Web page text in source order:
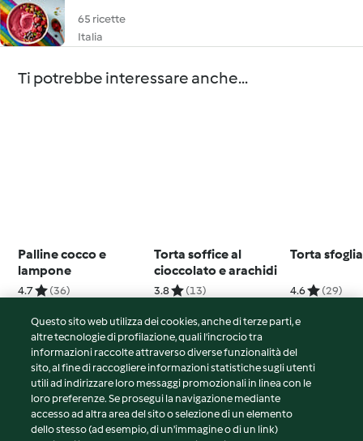
65 ricette
Italia
Ti potrebbe interessare anche...
Palline cocco e
lampone
4.7 (36)
Torta soffice al
cioccolato e arachidi
3.8 (13)
Torta
4.6 (29)
© Copyright 2026
Termini del servizio
Informativa sulla privacy
Questo sito web utilizza dei cookies, anche di terze parti, e
altre tecnologie di profilazione, quali l’incrocio tra
informazioni raccolte attraverso diverse funzionalità del
sito, al fine di raccogliere informazioni statistiche sugli utenti
utili ad indirizzare loro messaggi promozionali in linea con le
loro preferenze. Se prosegui la navigazione mediante
accesso ad altra area del sito o selezione di un elemento
dello stesso (ad esempio, di un'immagine o di un link)